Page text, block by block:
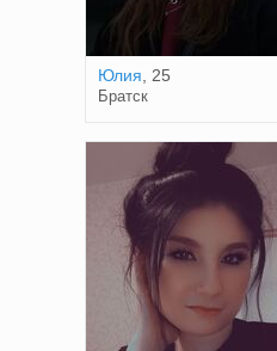
Юлия , 25
Братск